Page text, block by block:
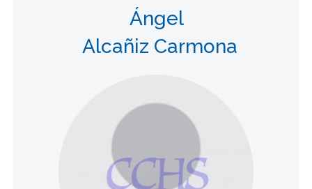
Ángel
Alcañiz Carmona